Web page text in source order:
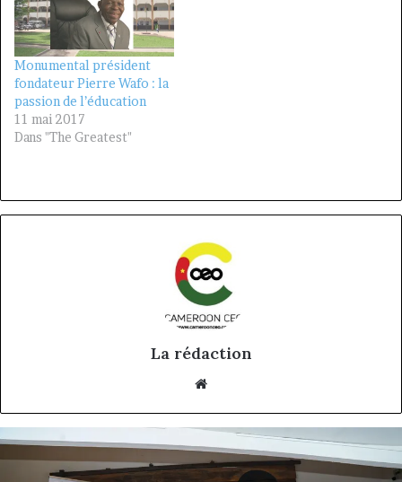
Monumental président
fondateur Pierre Wafo : la
passion de l’éducation
11 mai 2017
Dans "The Greatest"
La rédaction